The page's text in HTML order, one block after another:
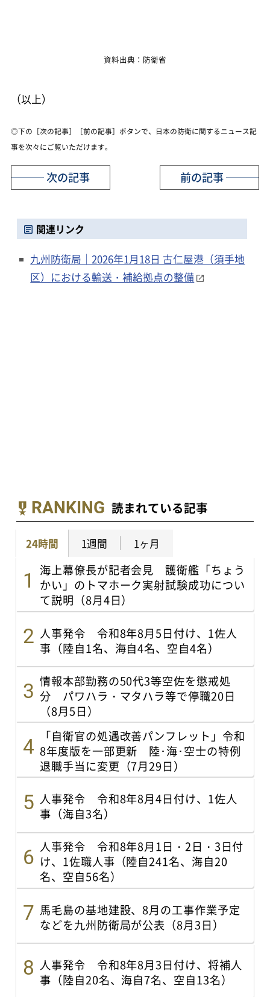
資料出典：防衛省
（以上）
◎下の［次の記事］［前の記事］ボタンで、日本の防衛に関するニュース記
事を次々にご覧いただけます。
前の記事
次の記事
関連リンク
九州防衛局｜2026年1月18日 古仁屋港（須手地
区）における輸送・補給拠点の整備
RANKING 読まれている記事
24時間 1週間 1ヶ月
海上幕僚長が記者会見 護衛艦「ちょう
かい」のトマホーク実射試験成功につい
て説明（8月4日）
人事発令 令和8年8月5日付け、1佐人
事（陸自1名、海自4名、空自4名）
情報本部勤務の50代3等空佐を懲戒処
分 パワハラ・マタハラ等で停職20日
（8月5日）
「自衛官の処遇改善パンフレット」令和
8年度版を一部更新 陸･海･空士の特例
退職手当に変更（7月29日）
人事発令 令和8年8月4日付け、1佐人
事（海自3名）
人事発令 令和8年8月1日・2日・3日付
け、1佐職人事（陸自241名、海自20
名、空自56名）
馬毛島の基地建設、8月の工事作業予定
などを九州防衛局が公表（8月3日）
人事発令 令和8年8月3日付け、将補人
事（陸自20名、海自7名、空自13名）